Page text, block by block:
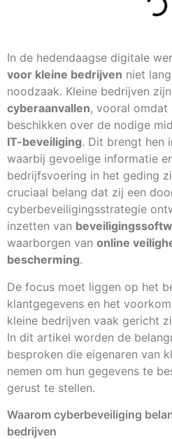
In de hedendaagse digitale
voor kleine bedrijven niet
noodzaak. Kleine bedrijven
cyberaanvallen, vooral omdat
beschikken over de nodige
IT-beveiliging. Dit brengt hen
waarbij gevoelige informatie
bedrijfsvoering in het geding
cruciaal belang dat zij een
cyberbeveiligingsstrategie
inzetten van
waarborgen van online
bescherming.
De focus moet liggen op het
klantgegevens en het
kleine bedrijven vaak gericht
In dit artikel worden de
besproken die eigenaren van
nemen om hun gegevens te
gerust te stellen.
Waarom cyberbeveiliging
bedrijven